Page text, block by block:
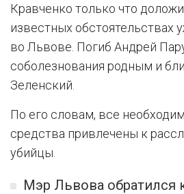
Кравченко только что
известных обстоятельствах
во Львове. Погиб Андрей
соболезнования родным и
Зеленский.
По его словам, все
средства привлечены к
убийцы.
Мэр Львова обратился